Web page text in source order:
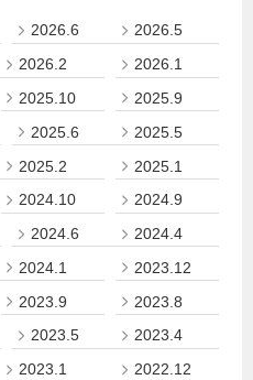
2026.6
2026.5
2026.2
2026.1
2025.10
2025.9
2025.6
2025.5
2025.2
2025.1
2024.10
2024.9
2024.6
2024.4
2024.1
2023.12
2023.9
2023.8
2023.5
2023.4
2023.1
2022.12